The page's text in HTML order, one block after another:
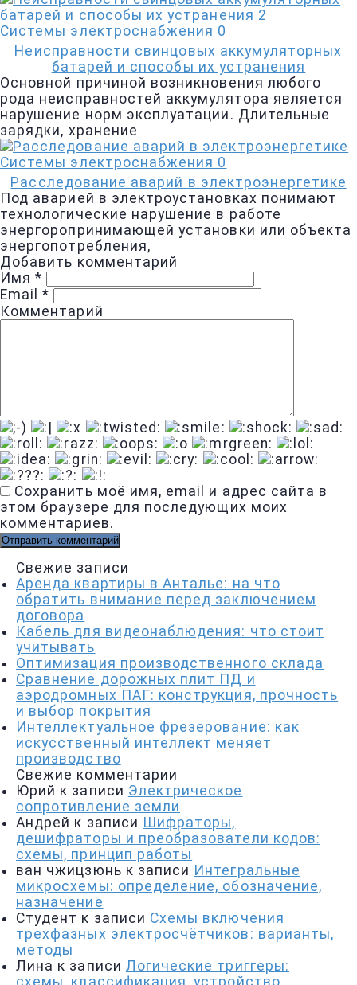
Системы электроснабжения 0
Неисправности свинцовых аккумуляторных
батарей и способы их устранения
Основной причиной возникновения любого
рода неисправностей аккумулятора является
нарушение норм эксплуатации. Длительные
зарядки, хранение
Системы электроснабжения 0
Расследование аварий в электроэнергетике
Под аварией в электроустановках понимают
технологические нарушение в работе
энергоропринимающей установки или объекта
энергопотребления,
Добавить комментарий
Имя*
Email*
Комментарий
Сохранить моё имя, email и адрес сайта в
этом браузере для последующих моих
комментариев.
Свежие записи
Аренда квартиры в Анталье: на что
обратить внимание перед заключением
договора
Кабель для видеонаблюдения: что стоит
учитывать
Оптимизация производственного склада
Сравнение дорожных плит ПД и
аэродромных ПАГ: конструкция, прочность
и выбор покрытия
Интеллектуальное фрезерование: как
искусственный интеллект меняет
производство
Свежие комментарии
Юрий к записи Электрическое
сопротивление земли
Андрей к записи Шифраторы,
дешифраторы и преобразователи кодов:
схемы, принцип работы
ван чжицзюнь к записи Интегральные
микросхемы: определение, обозначение,
назначение
Студент к записи Схемы включения
трехфазных электросчётчиков: варианты,
методы
Лина к записи Логические триггеры:
схемы, классификация, устройство,